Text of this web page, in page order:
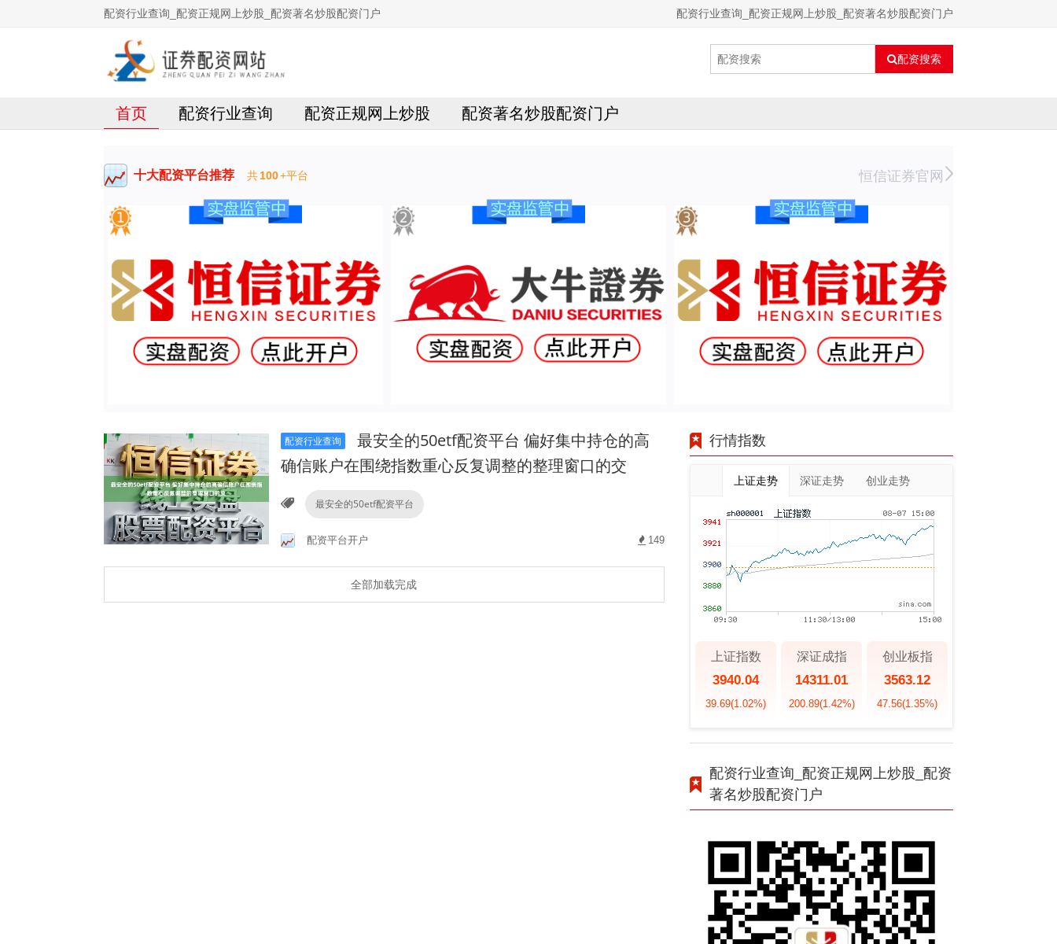
配资行业查询_配资正规网上炒股_配资著名炒股配资门户 配资行业查询_配资正规网上炒股_配资著名炒股配资门户
配资搜索
首页 配资行业查询 配资正规网上炒股 配资著名炒股配资门户
十大配资平台推荐 共100+平台 恒信证券官网
配资行业查询
最安全的50etf配资平台 偏好集中持仓的高
确信账户在围绕指数重心反复调整的整理窗口的交
最安全的50etf配资平台
配资平台开户 149
全部加载完成
行情指数
上证走势 深证走势 创业走势
上证指数
3940.04
39.69(1.02%)
深证成指
14311.01
200.89(1.42%)
创业板指
3563.12
47.56(1.35%)
配资行业查询_配资正规网上炒股_配资
著名炒股配资门户